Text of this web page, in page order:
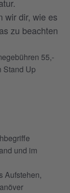
wir dir, wie es
zu beachten
55,-
Stand Up
und im
Aufstehen,